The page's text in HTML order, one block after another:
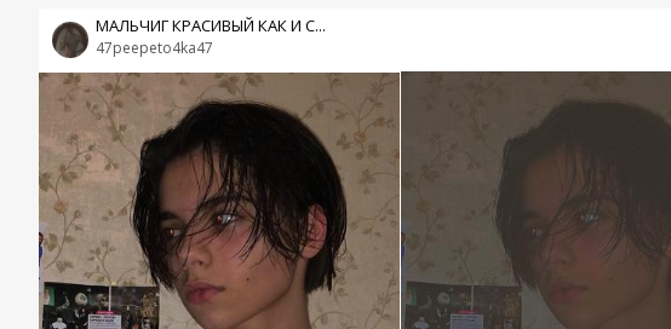
47peepeto4ka47
МАЛЬЧИГ КРАСИВЫЙ КАК И С...